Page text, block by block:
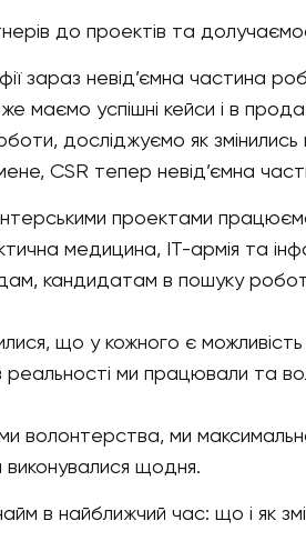
до проектів та
зараз невід’ємна частина
маємо успішні кейси і в
досліджуємо як змінились
CSR тепер невід’ємна
проектами
медицина, IT-армія та
кандидатам в пошуку
що у кожного є
ми працювали та
волонтерства, ми
виконувалися щодня.
в найближчий час: що і як